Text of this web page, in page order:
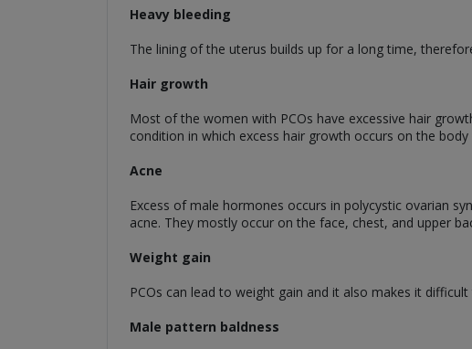
Heavy bleeding
The lining of the uterus builds up for a long time,
Hair growth
Most of the women with PCOs have excessive hair
condition in which excess hair growth occurs on the
Acne
Excess of male hormones occurs in polycystic ovarian
acne. They mostly occur on the face, chest, and upper
Weight gain
PCOs can lead to weight gain and it also makes it
Male pattern baldness